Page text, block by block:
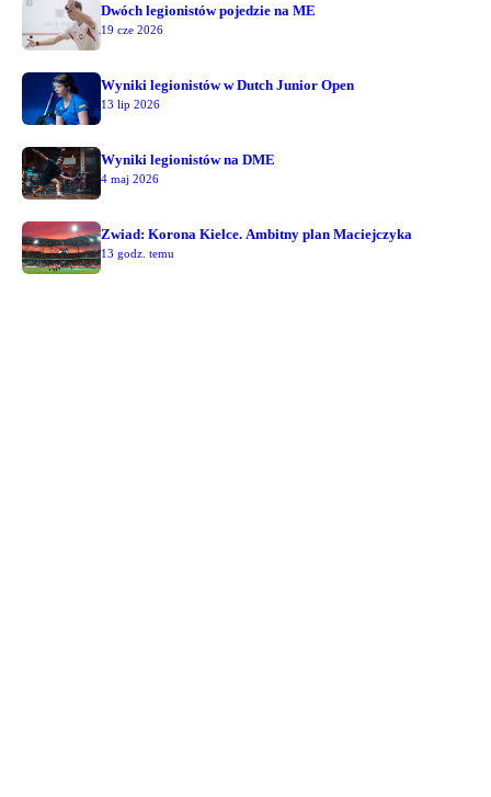
Dwóch legionistów pojedzie na ME
19 cze 2026
Wyniki legionistów w Dutch Junior Open
13 lip 2026
Wyniki legionistów na DME
4 maj 2026
Zwiad: Korona Kielce. Ambitny plan Maciejczyka
13 godz. temu